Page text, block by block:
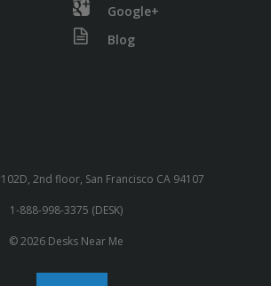
Google+
Blog
2nd floor, San Francisco CA 94107
1-888-998-3375 (DESK)
© 2026 Desks Near Me